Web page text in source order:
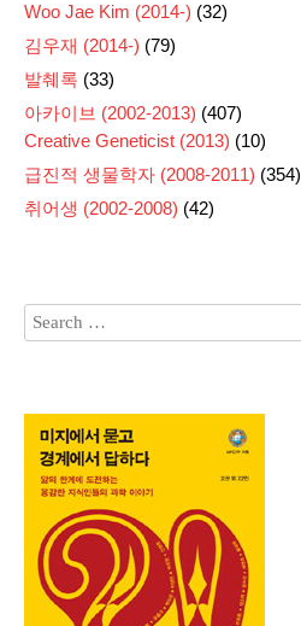
Woo Jae Kim (2014-) (32)
김우재 (2014-) (79)
발췌록 (33)
아카이브 (2002-2013) (407)
Creative Geneticist (2013) (10)
급진적 생물학자 (2008-2011) (354)
취어생 (2002-2008) (42)